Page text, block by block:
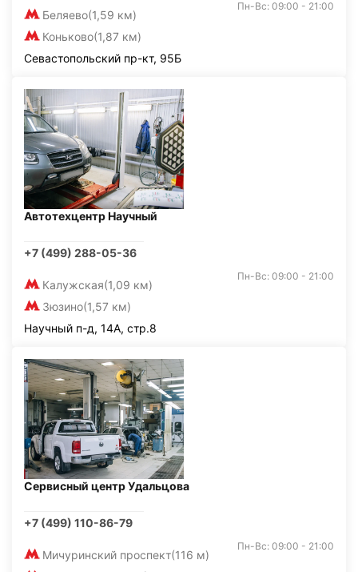
Беляево(1,59 км)
Коньково(1,87 км)
Пн-Вс: 09:00 - 21:00
Севастопольский пр-кт, 95Б
Автотехцентр Научный
+7 (499) 288-05-36
Калужская(1,09 км)
Зюзино(1,57 км)
Пн-Вс: 09:00 - 21:00
Научный п-д, 14А, стр.8
Сервисный центр Удальцова
+7 (499) 110-86-79
Мичуринский проспект(116 м)
Пн-Вс: 09:00 - 21:00